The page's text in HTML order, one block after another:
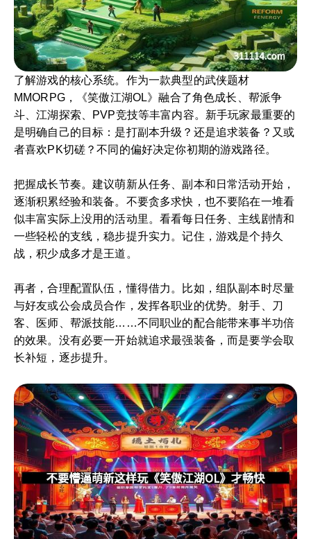
了解游戏的核心系统。作为一款典型的武侠题材
MMORPG，《笑傲江湖OL》融合了角色成长、帮派争
斗、江湖探索、PVP竞技等丰富内容。新手玩家最重要的
是明确自己的目标：是打副本升级？还是追求装备？又或
者喜欢PK切磋？不同的偏好决定你初期的游戏路径。
把握成长节奏。建议萌新从任务、副本和日常活动开始，
逐渐积累经验和装备。不要贪多求快，也不要陷在一堆看
似丰富实际上没用的活动里。看看每日任务、主线剧情和
一些轻松的支线，稳步提升实力。记住，游戏是个持久
战，积少成多才是王道。
再者，合理配置队伍，懂得借力。比如，组队副本时尽量
与好友或公会成员合作，发挥各职业的优势。射手、刀
客、医师、帮派技能……不同职业的配合能带来事半功倍
的效果。没有必要一开始就追求最强装备，而是要学会取
长补短，逐步提升。